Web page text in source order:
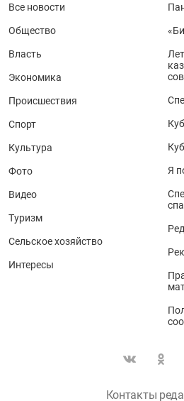
Все новости
Общество
Власть
Экономика
Происшествия
Спорт
Культура
Фото
Видео
Туризм
Сельское хозяйство
Интересы
Я
Контакты